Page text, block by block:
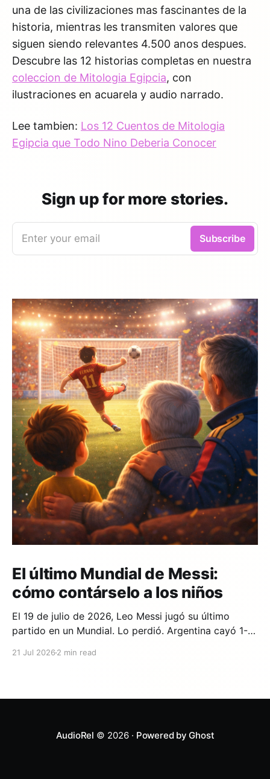
una de las civilizaciones mas fascinantes de la
historia, mientras les transmiten valores que
siguen siendo relevantes 4.500 anos despues.
Descubre las 12 historias completas en nuestra
coleccion de Mitologia Egipcia, con
ilustraciones en acuarela y audio narrado.
Lee tambien: Los 12 Cuentos de Mitologia
Egipcia que Todo Nino Deberia Conocer
Sign up for more stories.
Enter your email Subscribe
El último Mundial de Messi:
cómo contárselo a los niños
El 19 de julio de 2026, Leo Messi jugó su último
partido en un Mundial. Lo perdió. Argentina cayó 1-0
21 Jul 2026 2 min read
AudioRel © 2026 · Powered by Ghost